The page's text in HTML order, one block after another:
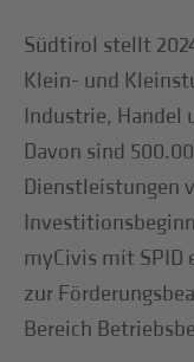
Südtirol stellt
Klein- und
Industrie, Handel
Davon sind
Dienstleistungen
myCivis mit SPID
zur
Bereich